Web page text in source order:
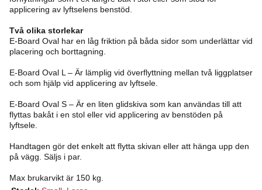
applicering av lyftselens benstöd.
Två olika storlekar
E-Board Oval har en låg friktion på båda sidor som underlättar vid
placering och borttagning.
E-Board Oval L – Är lämplig vid överflyttning ­mellan två liggplatser
och som hjälp vid ­applicering av lyftsele.
E-Board Oval S – Är en liten glidskiva som kan användas till att
flyttas bakåt i en stol eller vid applicering av benstöden på
lyftsele.
Handtagen gör det enkelt att flytta skivan eller att hänga upp den
på vägg. Säljs i par.
Max brukarvikt är 150 kg.